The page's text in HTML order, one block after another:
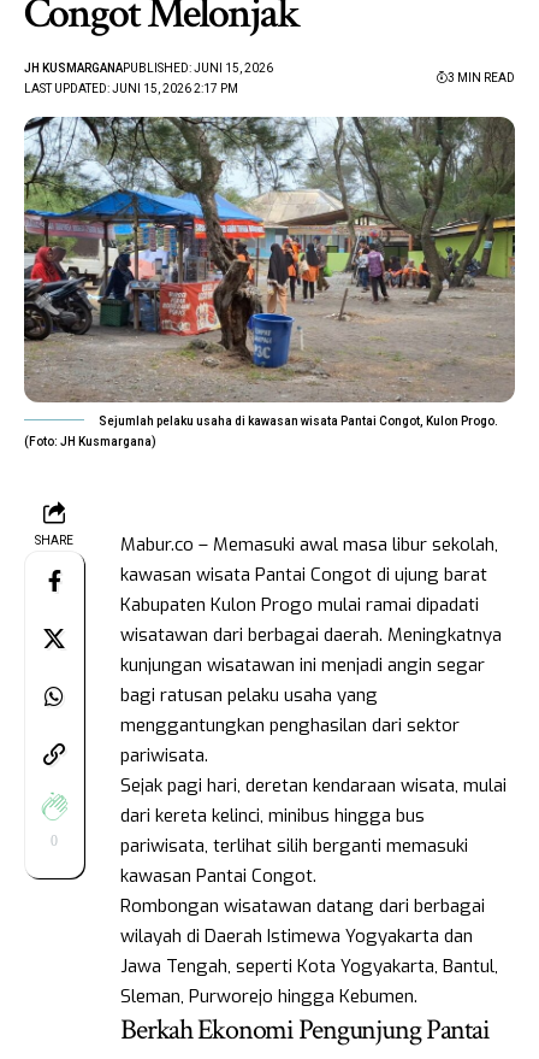
Congot Melonjak
LAST UPDATED: JUNI 15, 2026 2:17 PM
JH KUSMARGANAPUBLISHED: JUNI 15, 2026
3 MIN READ
Sejumlah pelaku usaha di kawasan wisata Pantai Congot, Kulon Progo.
(Foto: JH Kusmargana)
SHARE
0
Mabur.co – Memasuki awal masa libur sekolah,
kawasan wisata Pantai Congot di ujung barat
Kabupaten Kulon Progo mulai ramai dipadati
wisatawan dari berbagai daerah. Meningkatnya
kunjungan wisatawan ini menjadi angin segar
bagi ratusan pelaku usaha yang
menggantungkan penghasilan dari sektor
pariwisata.
Sejak pagi hari, deretan kendaraan wisata, mulai
dari kereta kelinci, minibus hingga bus
pariwisata, terlihat silih berganti memasuki
kawasan Pantai Congot.
Rombongan wisatawan datang dari berbagai
wilayah di Daerah Istimewa Yogyakarta dan
Jawa Tengah, seperti Kota Yogyakarta, Bantul,
Sleman, Purworejo hingga Kebumen.
Berkah Ekonomi Pengunjung Pantai